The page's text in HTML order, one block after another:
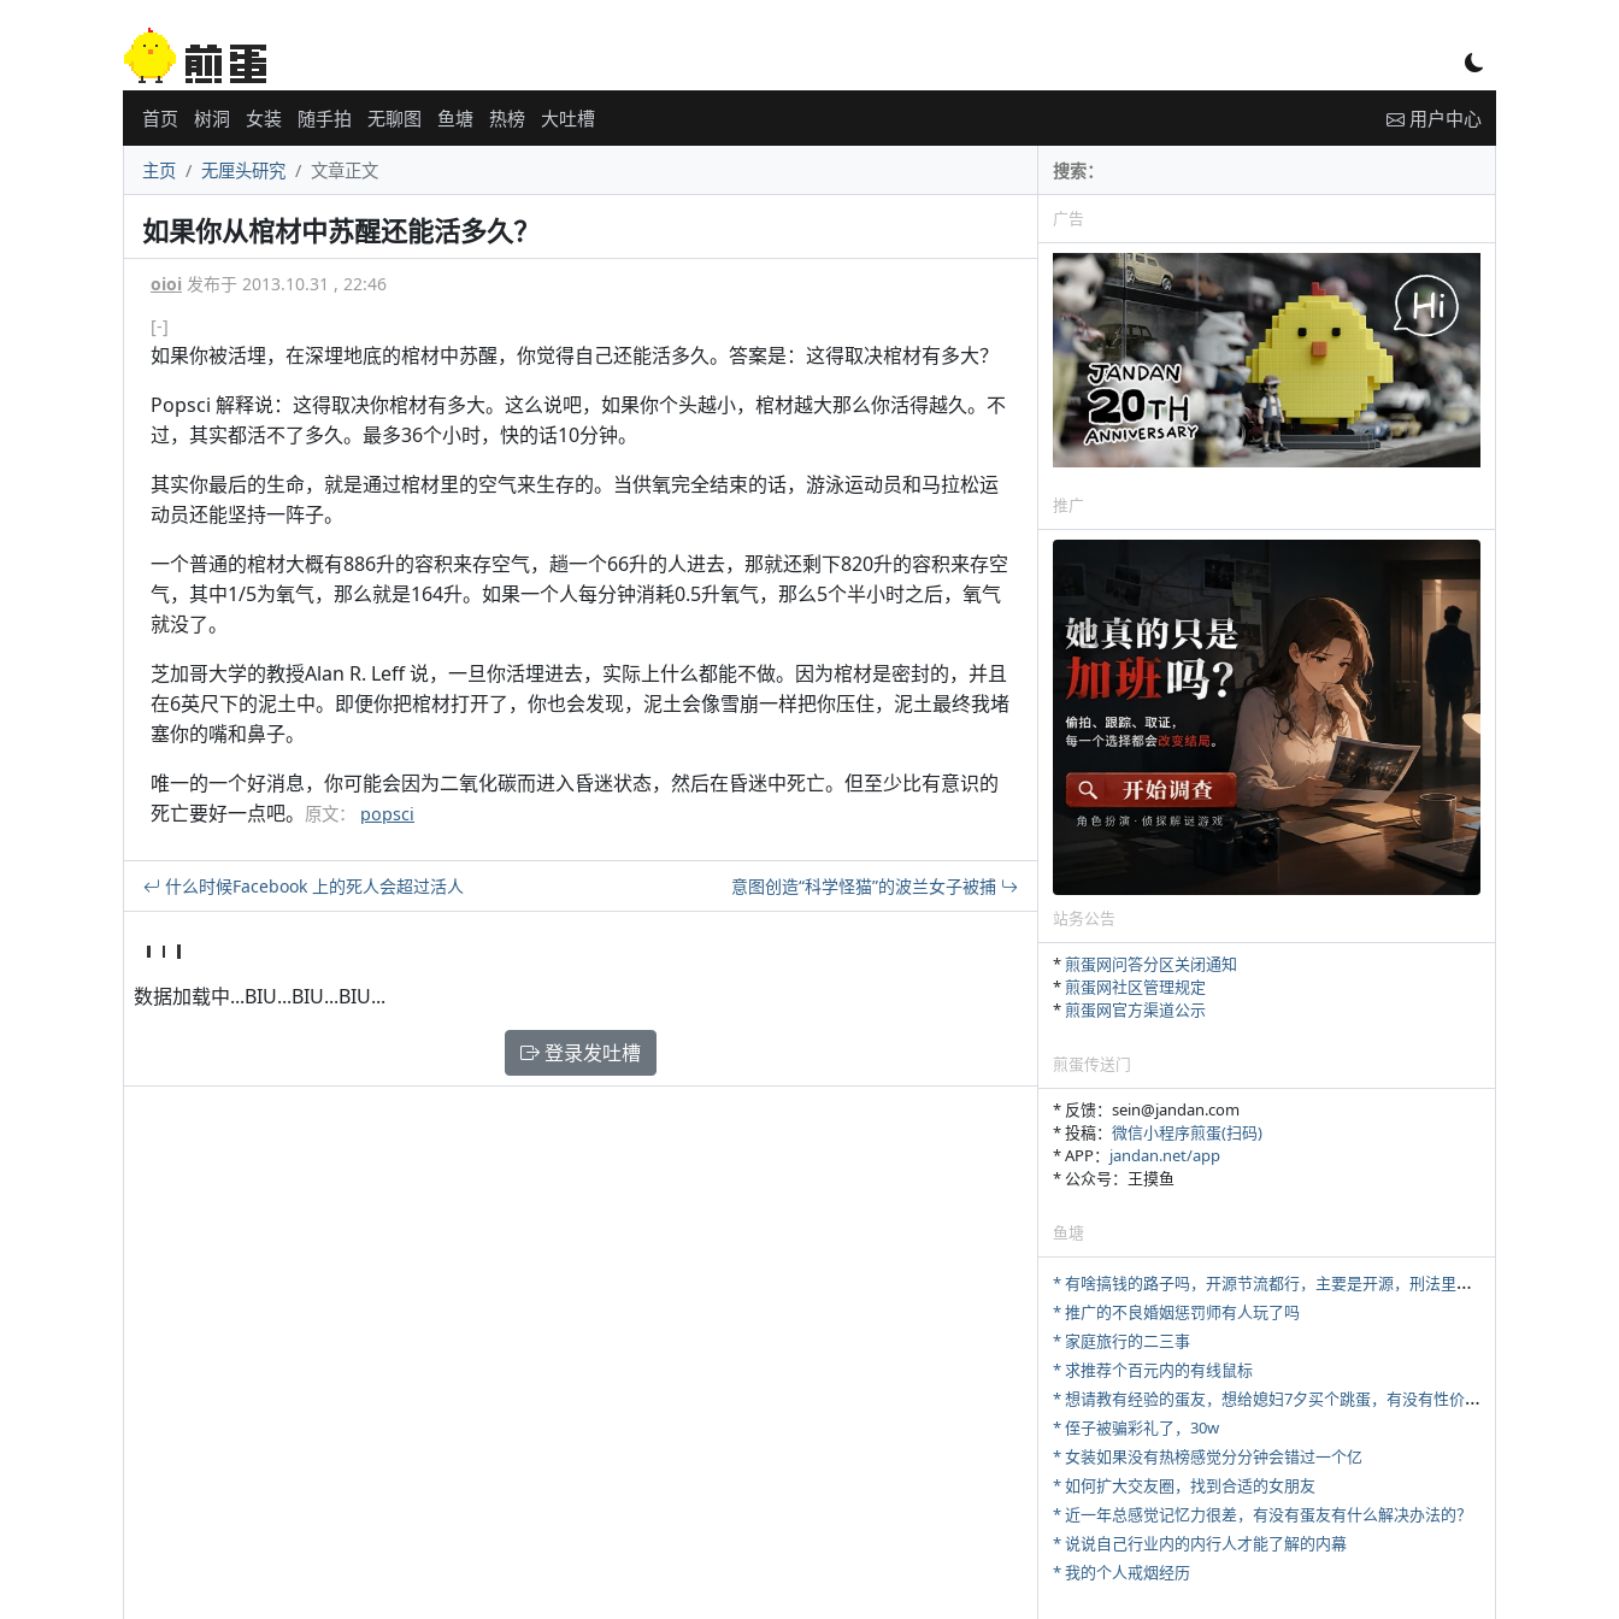
首页 树洞 女装 随手拍 无聊图 鱼塘 热榜 大吐槽 用户中心
主页 无厘头研究 文章正文
如果你从棺材中苏醒还能活多久？
oioi 发布于 2013.10.31 , 22:46
[-]
如果你被活埋，在深埋地底的棺材中苏醒，你觉得自己还能活多久。答案是：这得取决棺材有多大？
Popsci 解释说：这得取决你棺材有多大。这么说吧，如果你个头越小，棺材越大那么你活得越久。不
过，其实都活不了多久。最多36个小时，快的话10分钟。
其实你最后的生命，就是通过棺材里的空气来生存的。当供氧完全结束的话，游泳运动员和马拉松运
动员还能坚持一阵子。
一个普通的棺材大概有886升的容积来存空气，趟一个66升的人进去，那就还剩下820升的容积来存空
气，其中1/5为氧气，那么就是164升。如果一个人每分钟消耗0.5升氧气，那么5个半小时之后，氧气
就没了。
芝加哥大学的教授Alan R. Leff 说，一旦你活埋进去，实际上什么都能不做。因为棺材是密封的，并且
在6英尺下的泥土中。即便你把棺材打开了，你也会发现，泥土会像雪崩一样把你压住，泥土最终我堵
塞你的嘴和鼻子。
唯一的一个好消息，你可能会因为二氧化碳而进入昏迷状态，然后在昏迷中死亡。但至少比有意识的
死亡要好一点吧。 原文： popsci
什么时候Facebook 上的死人会超过活人 意图创造“科学怪猫”的波兰女子被捕
数据加载中...BIU...BIU...BIU...
登录发吐槽
广告
推广
站务公告
*煎蛋网问答分区关闭通知
*煎蛋网社区管理规定
*煎蛋网官方渠道公示
煎蛋传送门
* 反馈：sein@jandan.com
* 投稿： 微信小程序煎蛋(扫码)
* APP： jandan.net/app
* 公众号：王摸鱼
鱼塘
*
有啥搞钱的路子吗，开源节流都行，主要是开源，刑法里的咱不做
* 推广的不良婚姻惩罚师有人玩了吗
* 家庭旅行的二三事
* 求推荐个百元内的有线鼠标
*
想请教有经验的蛋友，想给媳妇7夕买个跳蛋，有没有性价比高的推荐
* 侄子被骗彩礼了，30w
* 女装如果没有热榜感觉分分钟会错过一个亿
* 如何扩大交友圈，找到合适的女朋友
* 近一年总感觉记忆力很差，有没有蛋友有什么解决办法的？
* 说说自己行业内的内行人才能了解的内幕
* 我的个人戒烟经历